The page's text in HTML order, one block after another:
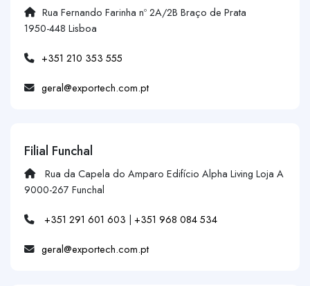
Rua Fernando Farinha nº 2A/2B Braço de Prata
1950-448 Lisboa
+351 210 353 555
geral@exportech.com.pt
Filial Funchal
Rua da Capela do Amparo Edifício Alpha Living Loja A
9000-267 Funchal
+351 291 601 603 | +351 968 084 534
geral@exportech.com.pt